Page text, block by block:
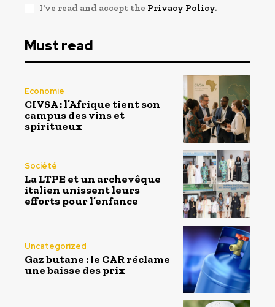
I've read and accept the Privacy Policy.
Must read
Economie
CIVSA : l’Afrique tient son
campus des vins et
spiritueux
Société
La LTPE et un archevêque
italien unissent leurs
efforts pour l’enfance
Uncategorized
Gaz butane : le CAR réclame
une baisse des prix